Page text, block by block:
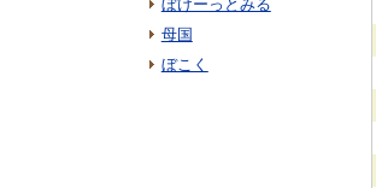
ぼけーっとみる
母国
ぼこく